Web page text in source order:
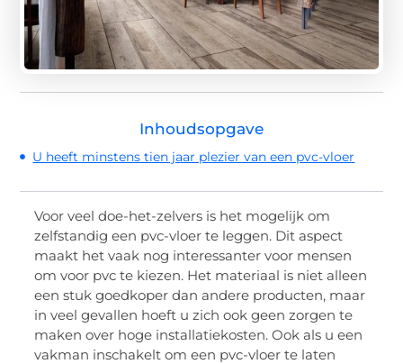
Inhoudsopgave
U heeft minstens tien jaar plezier van een pvc-vloer
Voor veel doe-het-zelvers is het mogelijk om
zelfstandig een pvc-vloer te leggen. Dit aspect
maakt het vaak nog interessanter voor mensen
om voor pvc te kiezen. Het materiaal is niet alleen
een stuk goedkoper dan andere producten, maar
in veel gevallen hoeft u zich ook geen zorgen te
maken over hoge installatiekosten. Ook als u een
vakman inschakelt om een pvc-vloer te laten